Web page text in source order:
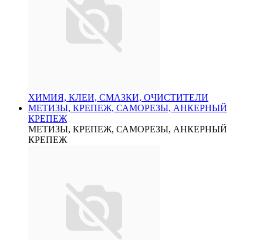
ХИМИЯ, КЛЕИ, СМАЗКИ, ОЧИСТИТЕЛИ
МЕТИЗЫ, КРЕПЕЖ, САМОРЕЗЫ, АНКЕРНЫЙ
КРЕПЕЖ
МЕТИЗЫ, КРЕПЕЖ, САМОРЕЗЫ, АНКЕРНЫЙ
КРЕПЕЖ